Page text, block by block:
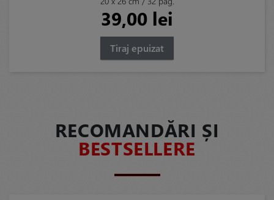
39,00 lei
Tiraj epuizat
RECOMANDĂRI ȘI
BESTSELLERE